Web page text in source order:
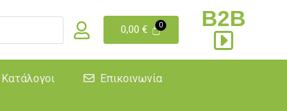
0,00€ B2B
Κατάλογοι Επικοινωνία